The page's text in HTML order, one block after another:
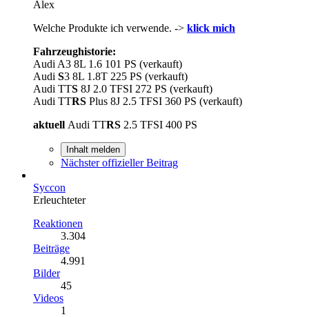
Alex
Welche Produkte ich verwende. -> klick mich
Fahrzeughistorie:
Audi A3 8L 1.6 101 PS (verkauft)
Audi S3 8L 1.8T 225 PS (verkauft)
Audi TTS 8J 2.0 TFSI 272 PS (verkauft)
Audi TTRS Plus 8J 2.5 TFSI 360 PS (verkauft)
aktuell Audi TTRS 2.5 TFSI 400 PS
Inhalt melden
Nächster offizieller Beitrag
Syccon
Erleuchteter
Reaktionen
3.304
Beiträge
4.991
Bilder
45
Videos
1